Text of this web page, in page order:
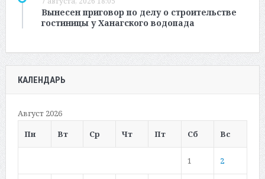
Вынесен приговор по делу о строительстве
гостиницы у Ханагского водопада
КАЛЕНДАРЬ
Август 2026
Пн
Вт Ср Чт Пт Сб Вс
1 2